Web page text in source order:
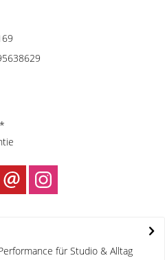
für Studio & Alltag